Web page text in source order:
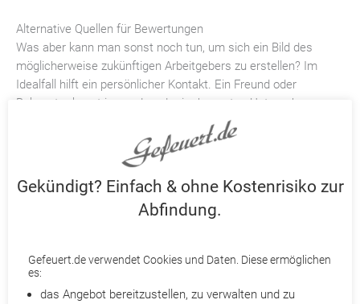
Alternative Quellen für Bewertungen
Was aber kann man sonst noch tun, um sich ein Bild des
möglicherweise zukünftigen Arbeitgebers zu erstellen? Im
Idealfall hilft ein persönlicher Kontakt. Ein Freund oder
Bekannter kennt jemanden, der im besagten Unternehmen
tätig war oder ist. Das ist zwar nicht die Regel, aber gerade
innerhalb des eigenen Bekanntenkreises sind häufig auch
Kollegen aus derselben Branche zu finden.
Darüber hinaus gibt es noch eine weitere Möglichkeit, etwas
über die Eigenschaften eines Arbeitgebers herauszufinden: Die
Ist ein Großteil der User unzufrieden mit dem Service und der
Zuverlässigkeit, kann dies – muss aber nicht – ein Spiegelbild
Gekündigt? Einfach & ohne Kostenrisiko zur
Abfindung.
Gefeuert.de verwendet Cookies und Daten. Diese ermöglichen
es:
das Angebot bereitzustellen, zu verwalten und zu